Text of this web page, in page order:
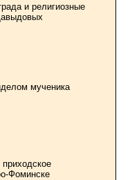
и религиозные
мученика
приходское
Фоминске